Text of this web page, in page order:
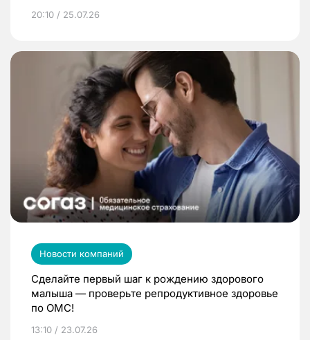
20:10 / 25.07.26
Новости компаний
Сделайте первый шаг к рождению здорового
малыша — проверьте репродуктивное здоровье
по ОМС!
13:10 / 23.07.26